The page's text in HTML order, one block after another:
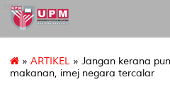
sgs
» ARTIKEL » Jangan kerana
makanan, imej negara tercalar